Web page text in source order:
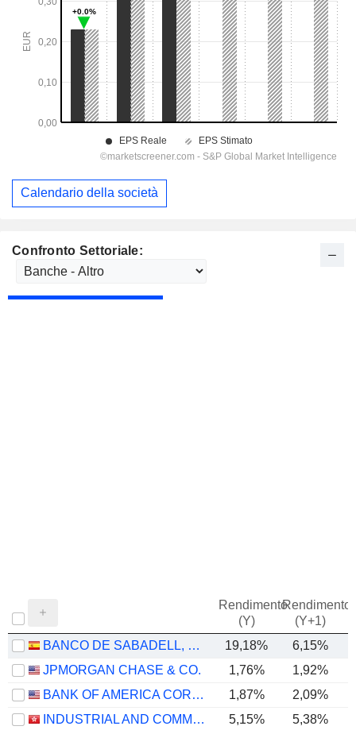
Confronto Settoriale:
Rendimento
(Y)
Rendimento
(Y+1)
BANCO DE SABADELL, S.A. 19,18%
6,15%
JPMORGAN CHASE & CO.
1,76% 1,92%
BANK OF AMERICA CORPORATION
1,87% 2,09%
INDUSTRIAL AND COMMERCIAL BANK OF CHINA LIMITED
5,15%
5,38%
Calendario della società